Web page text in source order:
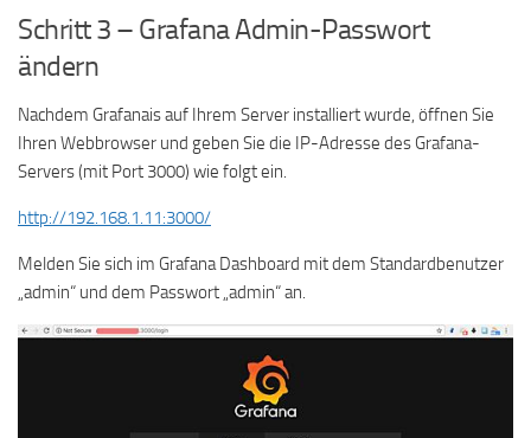
Schritt 3 – Grafana Admin-Passwort
ändern
Nachdem Grafanais auf Ihrem Server installiert wurde, öffnen Sie
Ihren Webbrowser und geben Sie die IP-Adresse des Grafana-
Servers (mit Port 3000) wie folgt ein.
http://192.168.1.11:3000/
Melden Sie sich im Grafana Dashboard mit dem Standardbenutzer
„admin“ und dem Passwort „admin“ an.